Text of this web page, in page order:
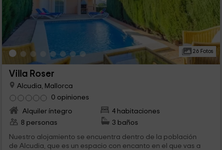
26 Fotos
Villa Roser
Alcudia, Mallorca
0 opiniones
Alquiler íntegro
4 habitaciones
8 personas
3 baños
Nuestro alojamiento se encuentra dentro de la población
de Alcudia, que es un espacio con encanto en el que vas a